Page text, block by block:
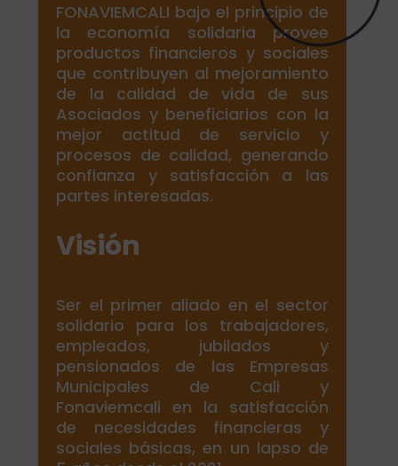
FONAVIEMCALI bajo el principio de
la economía solidaria provee
productos financieros y sociales
que contribuyen al mejoramiento
de la calidad de vida de sus
Asociados y beneficiarios con la
mejor actitud de servicio y
procesos de calidad, generando
confianza y satisfacción a las
partes interesadas.
Visión
Ser el primer aliado en el sector
solidario para los trabajadores,
empleados, jubilados y
pensionados de las Empresas
Municipales de Cali y
Fonaviemcali en la satisfacción
de necesidades financieras y
sociales básicas, en un lapso de